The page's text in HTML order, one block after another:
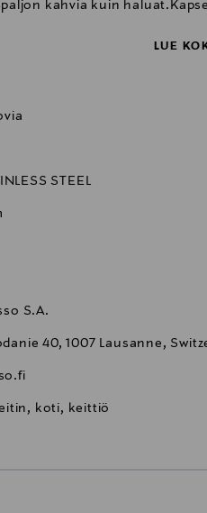
kahvia kuin
LUE
STEEL
S.A.
40, 1007 Lausanne,
koti, keittiö